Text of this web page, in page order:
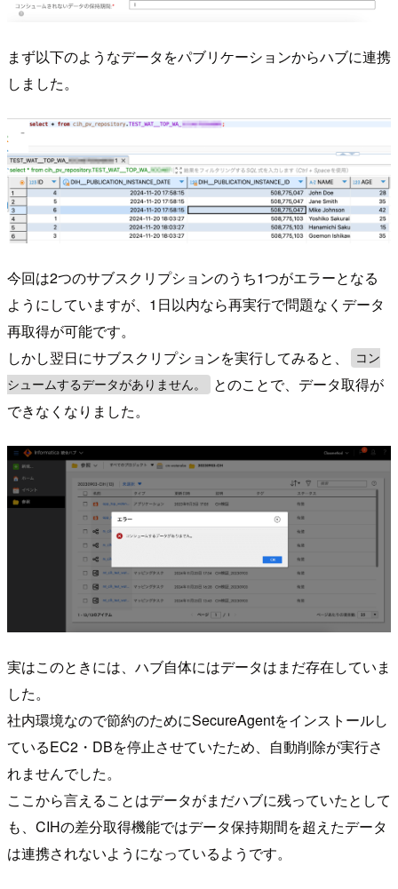
まず以下のようなデータをパブリケーションからハブに連携
しました。
今回は2つのサブスクリプションのうち1つがエラーとなる
ようにしていますが、1日以内なら再実行で問題なくデータ
再取得が可能です。
しかし翌日にサブスクリプションを実行してみると、
コン
シュームするデータがありません。
とのことで、データ取得が
できなくなりました。
実はこのときには、ハブ自体にはデータはまだ存在していま
した。
社内環境なので節約のためにSecureAgentをインストールし
ているEC2・DBを停止させていたため、自動削除が実行さ
れませんでした。
ここから言えることはデータがまだハブに残っていたとして
も、CIHの差分取得機能ではデータ保持期間を超えたデータ
は連携されないようになっているようです。